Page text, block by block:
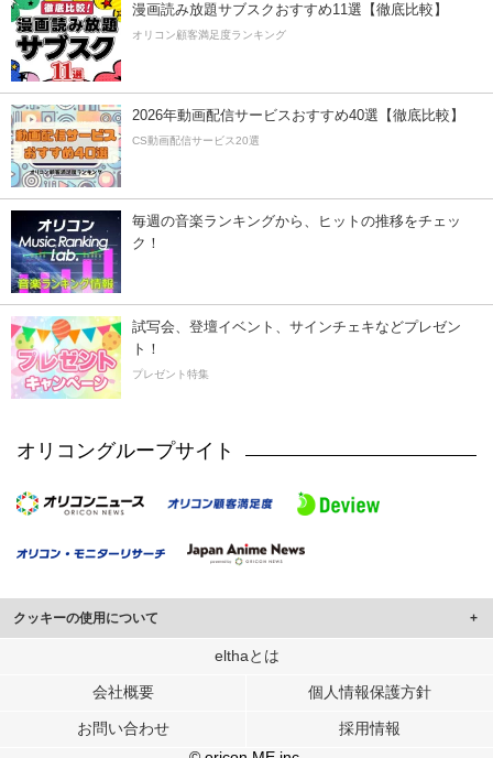
漫画読み放題サブスクおすすめ11選【徹底比較】
オリコン顧客満足度ランキング
2026年動画配信サービスおすすめ40選【徹底比較】
CS動画配信サービス20選
毎週の音楽ランキングから、ヒットの推移をチェッ
ク！
試写会、登壇イベント、サインチェキなどプレゼン
ト！
プレゼント特集
オリコングループサイト
クッキーの使用について
このサイトでは Cookie を使用して、ユーザーに合わせたコンテンツや広告の
行っています。
メディアや広告配信、データ解析の各パートナーに提供しています。
各パートナーは、この情報とユーザーが各パートナーに提供した他の情報や、
elthaとは
会社概要 個人情報保護方針
お問い合わせ
採用情報